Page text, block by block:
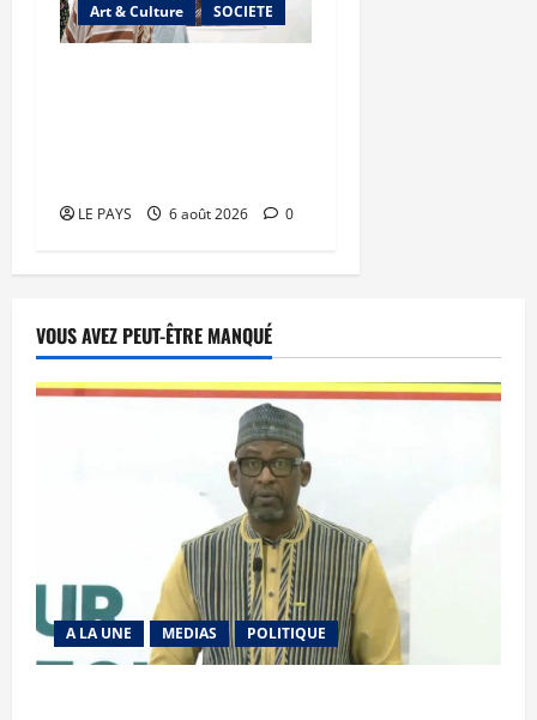
Art & Culture SOCIETE
LE PAYS 6 août 2026 0
VOUS AVEZ PEUT-ÊTRE MANQUÉ
A LA UNE MEDIAS POLITIQUE